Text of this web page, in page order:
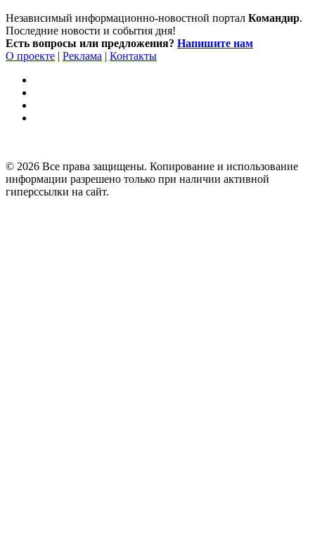
Независимый информационно-новостной портал Командир.
Последние новости и события дня!
Есть вопросы или предложения? Напишите нам
О проекте | Реклама | Контакты
© 2026 Все права защищены. Копирование и использование
информации разрешено только при наличии активной
гиперссылки на сайт.